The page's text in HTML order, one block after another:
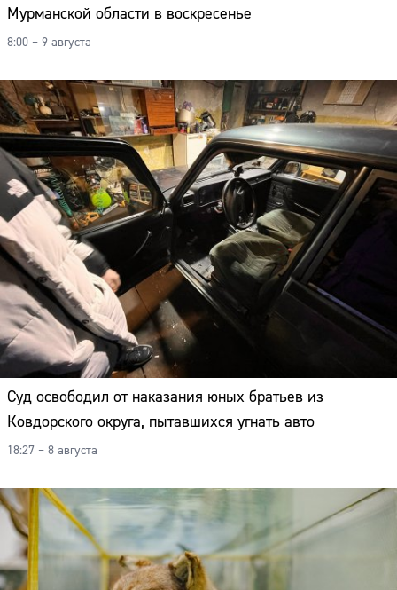
Мурманской области в воскресенье
8:00 – 9 августа
Суд освободил от наказания юных братьев из
Ковдорского округа, пытавшихся угнать авто
18:27 – 8 августа